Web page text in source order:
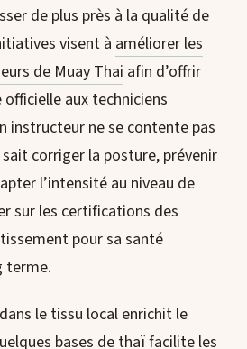
de plus près à la qualité de
visent à améliorer les
de Muay Thai afin d’offrir
officielle aux techniciens
instructeur ne se contente pas
corriger la posture, prévenir
l’intensité au niveau de
sur les certifications des
pour sa santé
terme.
le tissu local enrichit le
bases de thaï facilite les